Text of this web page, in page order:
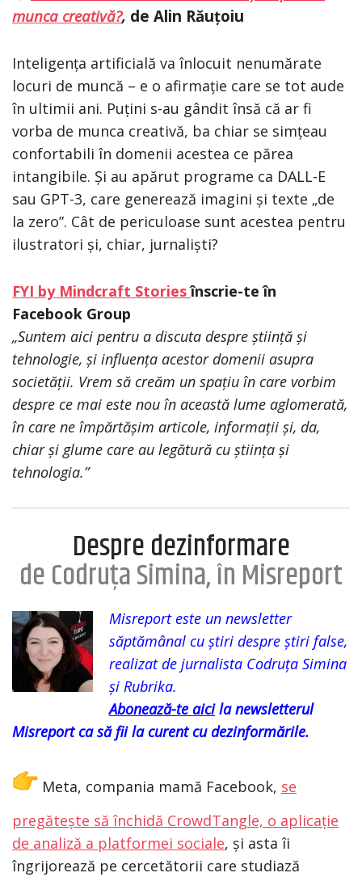
munca creativă?, de Alin Răuțoiu
Inteligența artificială va înlocuit nenumărate
locuri de muncă – e o afirmație care se tot aude
în ultimii ani. Puțini s-au gândit însă că ar fi
vorba de munca creativă, ba chiar se simțeau
confortabili în domenii acestea ce părea
intangibile. Și au apărut programe ca DALL-E
sau GPT-3, care generează imagini și texte „de
la zero”. Cât de periculoase sunt acestea pentru
ilustratori și, chiar, jurnaliști?
FYI by Mindcraft Storiesînscrie-te în
Facebook Group
„Suntem aici pentru a discuta despre știință și
tehnologie, și influența acestor domenii asupra
societății. Vrem să creăm un spațiu în care vorbim
despre ce mai este nou în această lume aglomerată,
în care ne împărtășim articole, informații și, da,
chiar și glume care au legătură cu știința și
tehnologia.”
Despre dezinformare
de Codruța Simina, în Misreport
Misreport este un newsletter
săptămânal cu știri despre știri false,
realizat de jurnalista Codruța Simina
și Rubrika.
Abonează-te aicila newsletterul
Misreport ca să fii la curent cu dezinformările.
Meta, compania mamă Facebook, se
pregătește să închidă CrowdTangle, o aplicație
de analiză a platformei sociale, și asta îi
îngrijorează pe cercetătorii care studiază